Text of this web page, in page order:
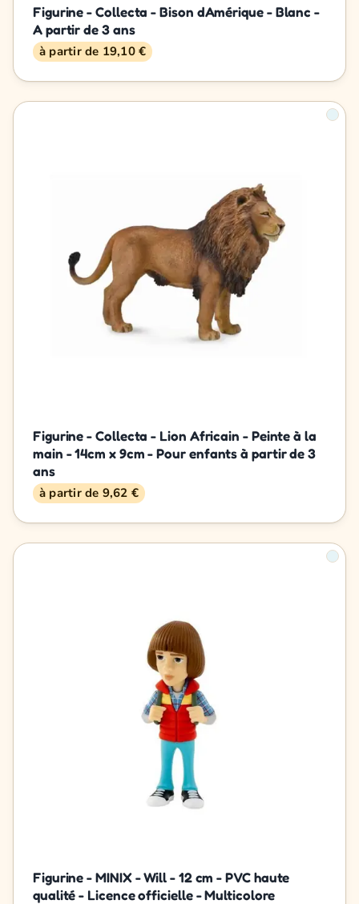
Figurine - Collecta - Bison dAmérique - Blanc -
A partir de 3 ans
à partir de 19,10 €
Figurine - Collecta - Lion Africain - Peinte à la
main - 14cm x 9cm - Pour enfants à partir de 3
ans
à partir de 9,62 €
Figurine - MINIX - Will - 12 cm - PVC haute
qualité - Licence officielle - Multicolore